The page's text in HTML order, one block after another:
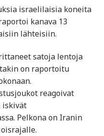
israelilaisia koneita
kanava 13
lähteisiin.
satoja lentoja
on raportoitu
reagoivat
iskivät
Pelkona on Iranin